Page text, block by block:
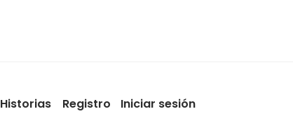
Historias
User
Registro Iniciar sesión